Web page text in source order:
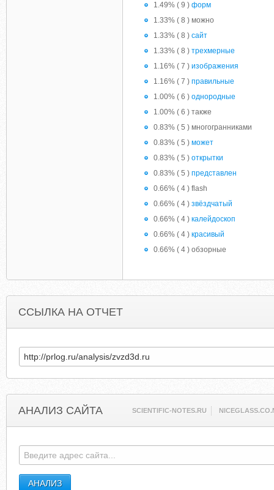
1.49% ( 9 ) форм
1.33% ( 8 ) можно
1.33% ( 8 ) сайт
1.33% ( 8 ) трехмерные
1.16% ( 7 ) изображения
1.16% ( 7 ) правильные
1.00% ( 6 ) однородные
1.00% ( 6 ) также
0.83% ( 5 ) многогранниками
0.83% ( 5 ) может
0.83% ( 5 ) открытки
0.83% ( 5 ) представлен
0.66% ( 4 ) flash
0.66% ( 4 ) звёздчатый
0.66% ( 4 ) калейдоскоп
0.66% ( 4 ) красивый
0.66% ( 4 ) обзорные
ССЫЛКА НА ОТЧЕТ
АНАЛИЗ САЙТА SCIENTIFIC-NOTES.RU